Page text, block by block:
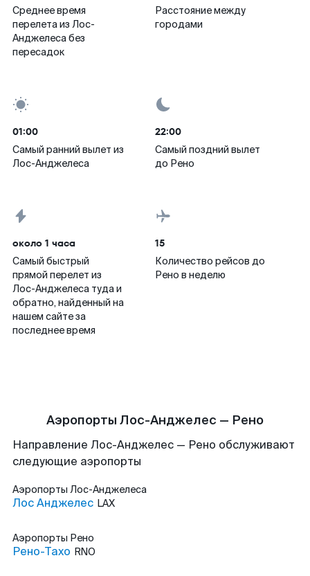
Среднее время
перелета из Лос-
Анджелеса без
пересадок
Расстояние между
городами
01:00
Самый ранний вылет из
Лос-Анджелеса
22:00
Самый поздний вылет
до Рено
около 1 часа
Самый быстрый
прямой перелет из
Лос-Анджелеса туда и
обратно, найденный на
нашем сайте за
последнее время
15
Количество рейсов до
Рено в неделю
Аэропорты Лос-Анджелес — Рено
Направление Лос-Анджелес — Рено обслуживают
следующие аэропорты
Аэропорты Лос-Анджелеса
Лос Анджелес LAX
Аэропорты Рено
Рено-Тахо RNO